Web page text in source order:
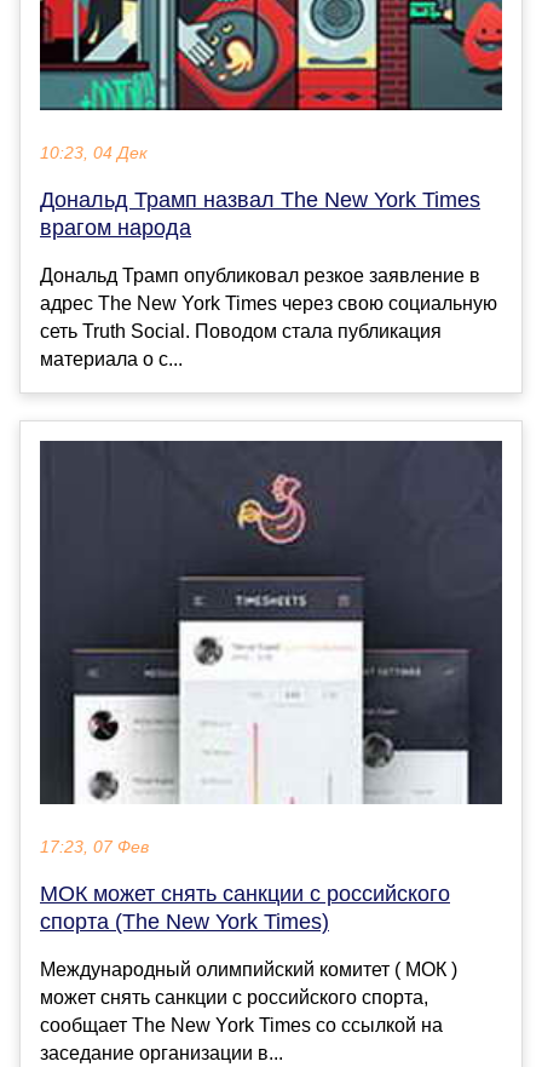
10:23, 04 Дек
Дональд Трамп назвал The New York Times
врагом народа
Дональд Трамп опубликовал резкое заявление в
адрес The New York Times через свою социальную
сеть Truth Social. Поводом стала публикация
материала о с...
17:23, 07 Фев
МОК может снять санкции с российского
спорта (The New York Times)
Международный олимпийский комитет ( МОК )
может снять санкции с российского спорта,
сообщает The New York Times со ссылкой на
заседание организации в...